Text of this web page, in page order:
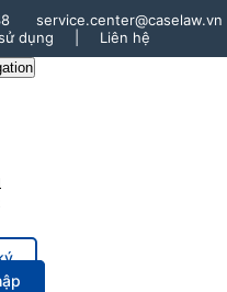
service.center@caselaw.vn
dụng
Liên hệ